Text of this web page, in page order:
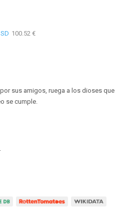
SD 100.52 €
sus amigos, ruega a los dioses que
se cumple.